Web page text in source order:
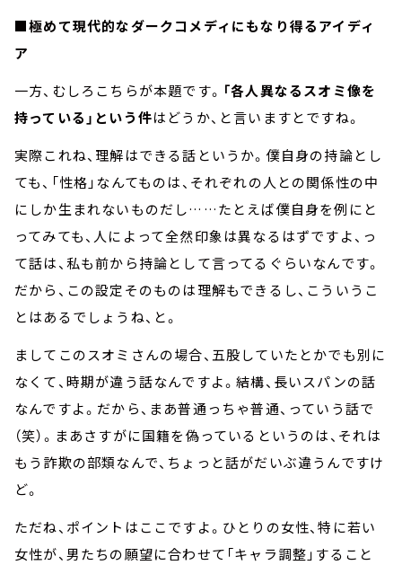
■極めて現代的なダークコメディにもなり得るアイディ
ア
一方、むしろこちらが本題です。 「各人異なるスオミ像を
持っている」という件はどうか、と言いますとですね。
実際これね、理解はできる話というか。僕自身の持論とし
ても、「性格」なんてものは、それぞれの人との関係性の中
にしか生まれないものだし……たとえば僕自身を例にと
ってみても、人によって全然印象は異なるはずですよ、っ
て話は、私も前から持論として言ってるぐらいなんです。
だから、この設定そのものは理解もできるし、こういうこ
とはあるでしょうね、と。
ましてこのスオミさんの場合、五股していたとかでも別に
なくて、時期が違う話なんですよ。結構、長いスパンの話
なんですよ。だから、まあ普通っちゃ普通、っていう話で
（笑）。まあさすがに国籍を偽っているというのは、それは
もう詐欺の部類なんで、ちょっと話がだいぶ違うんですけ
ど。
ただね、ポイントはここですよ。ひとりの女性、特に若い
女性が、男たちの願望に合わせて「キャラ調整」すること